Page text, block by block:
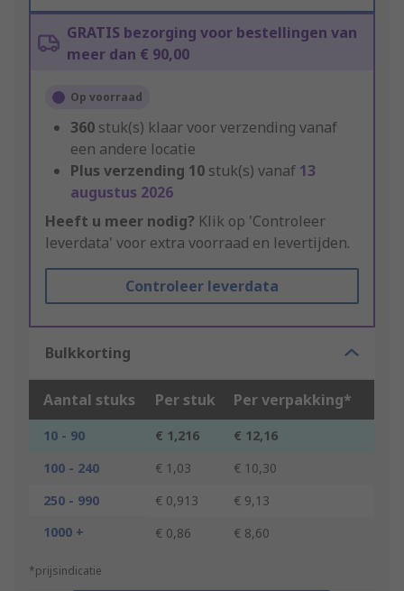
GRATIS bezorging voor bestellingen van
meer dan € 90,00
Op voorraad
360 stuk(s) klaar voor verzending vanaf
een andere locatie
Plus verzending 10 stuk(s) vanaf 13
augustus 2026
Heeft u meer nodig? Klik op 'Controleer
leverdata' voor extra voorraad en levertijden.
Controleer leverdata
Bulkkorting
Aantal stuks Per stuk Per verpakking*
10 - 90 € 1,216
€ 12,16
100 - 240
€ 1,03
€ 10,30
250 - 990
€ 0,913
€ 9,13
1000 +
€ 0,86 € 8,60
*prijsindicatie